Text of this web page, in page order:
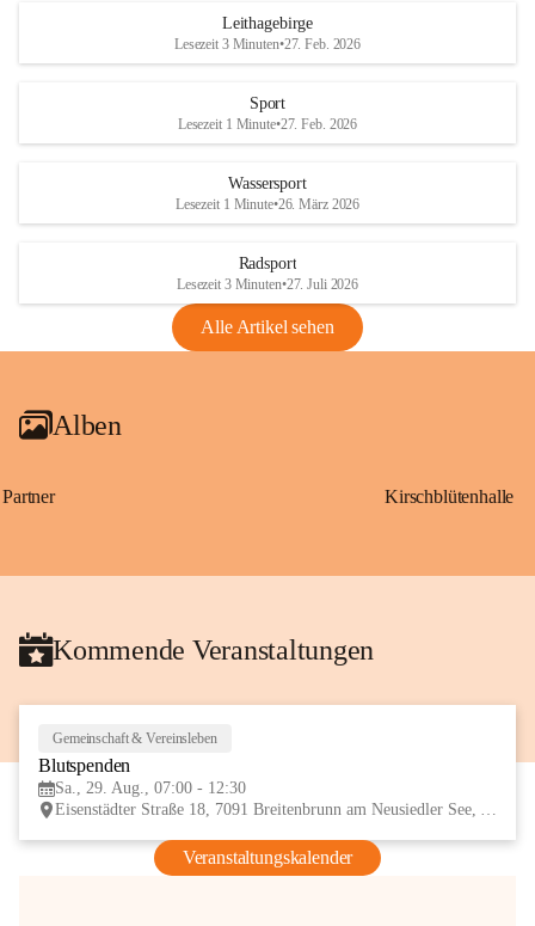
Maßnahmen zur Bekämpfung
Rebe und der Amerikanischen
Anhang VBl. EU Nr. 18
1 Seite•1,4 MB
VBl. EU Nr. 18_2026
Leithagebirge
Lesezeit 3 Minuten•27. Feb. 2026
Sport
Lesezeit 1 Minute•27. Feb. 2026
Wassersport
Lesezeit 1 Minute•26. März 2026
Radsport
Lesezeit 3 Minuten•27. Juli 2026
Alle Artikel sehen
Alben
Partner Kirschblütenhalle
Kommende Veranstaltungen
Gemeinschaft & Vereinsleben
Blutspenden
Sa., 29. Aug., 07:00 - 12:30
Eisenstädter Straße 18, 7091 Breitenbrunn am Neusiedler See, AUT
Veranstaltungskalender